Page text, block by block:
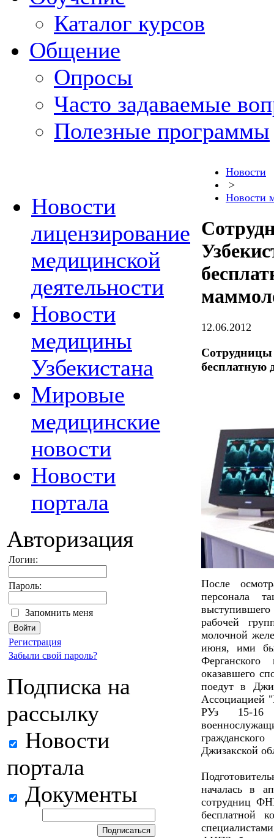
Каталог курсов
Общение
Опросы
Часто задаваемые
Полезные программы
Новости
лицензирование
медицинской
деятельности
Новости
медицины
Узбекистана
Мировые
медицинские
новости
Новости
портала
Авторизация
Логин:
Пароль:
Запомнить меня
Регистрация
Забыли свой пароль?
Подписка на
рассылку
Новости
портала
Документы
Новости
>
Новости
12.06.2012
Сотрудницы
бесплатную
После
персонала
рабочей
молочной
июня, ими
Ферганского
оказавшего
поедут в
Ассоциацией
РУз 15-16
Джизакской
началась в
сотрудниц
бесплатной